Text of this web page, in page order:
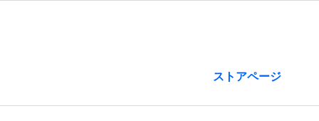
ストアページ